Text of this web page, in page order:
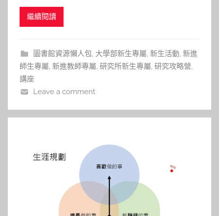
理教授 陽明交通大學半導體工程學系 【講座紀實】
繼續閱讀
圖書館資源懶人包, 大學部新生專屬, 新生活動, 新進
師生專屬, 新進教師專屬, 研究所新生專屬, 研究攻略營,
講座
Leave a comment